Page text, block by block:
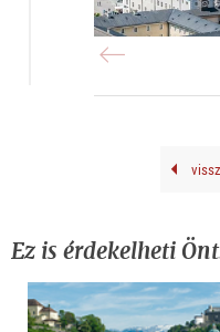
Ez is érdekelheti